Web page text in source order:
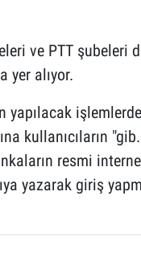
ve PTT şubeleri
yer alıyor.
yapılacak
kullanıcıların
resmi
yazarak giriş